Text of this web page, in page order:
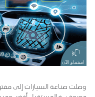
استماع الآن
وصلت صناعة السيارات إلى